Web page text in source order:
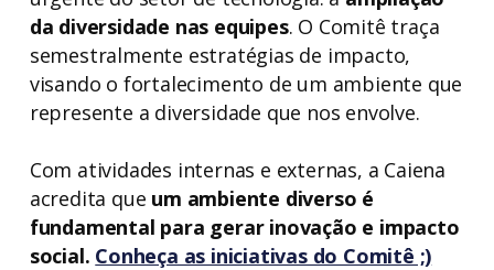
da diversidade nas equipes. O Comitê traça
semestralmente estratégias de impacto,
visando o fortalecimento de um ambiente que
represente a diversidade que nos envolve.
Com atividades internas e externas, a Caiena
acredita que um ambiente diverso é
fundamental para gerar inovação e impacto
social. Conheça as iniciativas do Comitê ;)